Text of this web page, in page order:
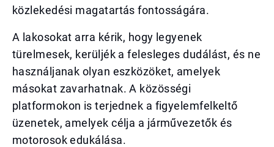
közlekedési magatartás fontosságára.
A lakosokat arra kérik, hogy legyenek
türelmesek, kerüljék a felesleges dudálást, és ne
használjanak olyan eszközöket, amelyek
másokat zavarhatnak. A közösségi
platformokon is terjednek a figyelemfelkeltő
üzenetek, amelyek célja a járművezetők és
motorosok edukálása.